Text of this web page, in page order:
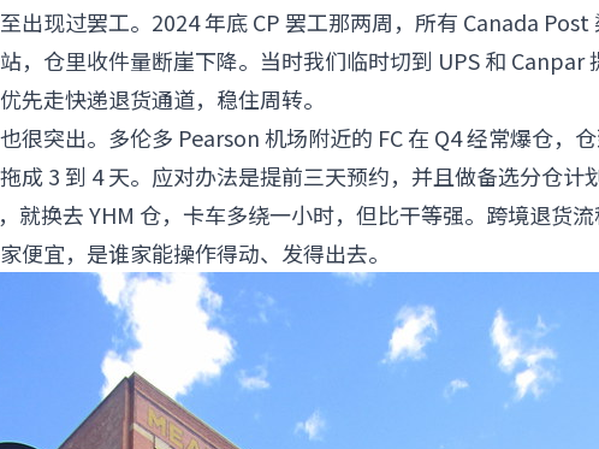
出现过罢工。2024 年底 CP 罢工那两周，所有 Canada Post
，仓里收件量断崖下降。当时我们临时切到 UPS 和 Canpar
先走快递退货通道，稳住周转。
很突出。多伦多 Pearson 机场附近的 FC 在 Q4 经常爆仓，
成 3 到 4 天。应对办法是提前三天预约，并且做备选分仓
就换去 YHM 仓，卡车多绕一小时，但比干等强。跨境退货
便宜，是谁家能操作得动、发得出去。